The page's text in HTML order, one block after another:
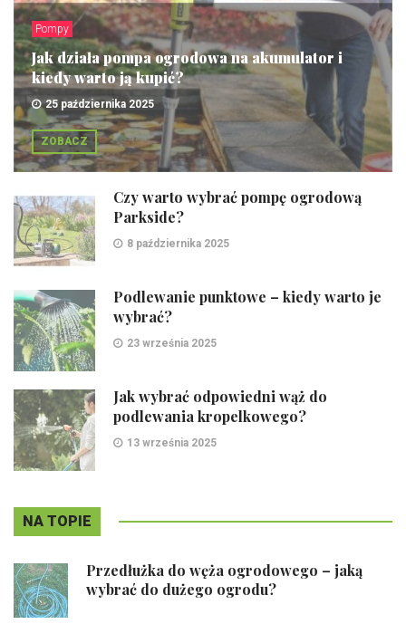
Pompy
Jak działa pompa ogrodowa na akumulator i
kiedy warto ją kupić?
25 października 2025
ZOBACZ
Czy warto wybrać pompę ogrodową
Parkside?
8 października 2025
Podlewanie punktowe – kiedy warto je
wybrać?
23 września 2025
Jak wybrać odpowiedni wąż do
podlewania kropelkowego?
13 września 2025
NA TOPIE
Przedłużka do węża ogrodowego – jaką
wybrać do dużego ogrodu?